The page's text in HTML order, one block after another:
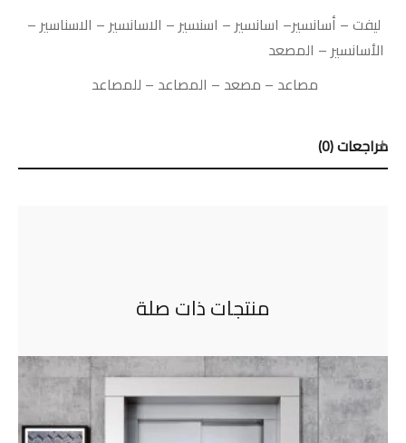
ليفت– أسانسير– اسانسير– اسنسير– الاسانسير– الاسناسير–
الأسانسير– المصعد
مصاعد – مصعد – المصاعد – للمصاعد
مراجعات (0)
منتجات ذات صلة